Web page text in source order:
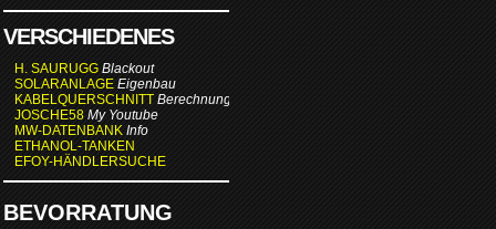
VERSCHIEDENES
H. SAURUGG Blackout
SOLARANLAGE Eigenbau
KABELQUERSCHNITT Berechnung
JOSCHE58 My Youtube
MW-DATENBANK Info
ETHANOL-TANKEN
EFOY-HÄNDLERSUCHE
BEVORRATUNG